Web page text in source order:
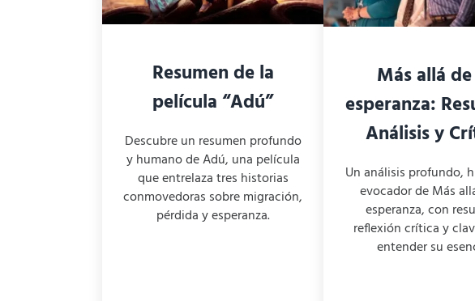
Resumen de la
película “Adú”
Descubre un resumen profundo
y humano de Adú, una película
que entrelaza tres historias
conmovedoras sobre migración,
pérdida y esperanza.
Más allá
esperanza:
Análisis y
Un análisis profundo,
evocador de Más
esperanza, con
reflexión crítica y
entender su